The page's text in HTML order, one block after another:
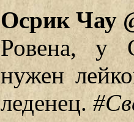
Осрик Чау
Ровена, у
нужен
леденец.